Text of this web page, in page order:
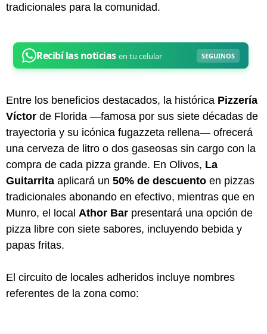
tradicionales para la comunidad.
Entre los beneficios destacados, la histórica Pizzería
Víctor de Florida —famosa por sus siete décadas de
trayectoria y su icónica fugazzeta rellena— ofrecerá
una cerveza de litro o dos gaseosas sin cargo con la
compra de cada pizza grande. En Olivos, La
Guitarrita aplicará un 50% de descuento en pizzas
tradicionales abonando en efectivo, mientras que en
Munro, el local Athor Bar presentará una opción de
pizza libre con siete sabores, incluyendo bebida y
papas fritas.
El circuito de locales adheridos incluye nombres
referentes de la zona como: